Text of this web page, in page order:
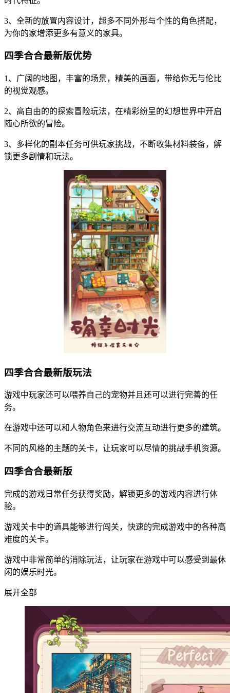
3、全新的放置内容设计，超多不同外形与个性的角色搭配，
为你的家增添更多有意义的家具。
四季合合最新版优势
1、广阔的地图，丰富的场景，精美的画面，带给你无与伦比
的视觉观感。
2、高自由的的探索冒险玩法，在精彩纷呈的幻想世界中开启
随心所欲的冒险。
3、多样化的副本任务可供玩家挑战，不断收集材料装备，解
锁更多剧情和玩法。
四季合合最新版玩法
游戏中玩家还可以喂养自己的宠物并且还可以进行完善的任
务。
在游戏中还可以和人物角色来进行交流互动进行更多的建筑。
不同的风格的主题的关卡，让玩家可以尽情的挑战手机资源。
四季合合最新版
完成的游戏日常任务获得奖励，解锁更多的游戏内容进行体
验。
游戏关卡中的道具能够进行闯关，快速的完成游戏中的各种高
难度的关卡。
游戏中非常简单的消除玩法，让玩家在游戏中可以感受到最休
闲的娱乐时光。
展开全部